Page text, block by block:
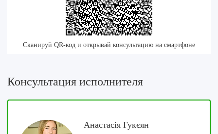
Сканируй QR-код и открывай консультацию на смартфоне
Консультация исполнителя
Анастасія Гукєян